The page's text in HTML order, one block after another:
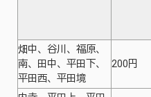
畑中、谷川、福原、
南、田中、平田下、
平田西、平田境
200円